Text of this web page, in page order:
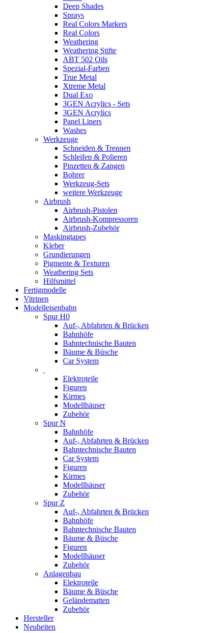
Deep Shades
Sprays
Real Colors Markers
Real Colors
Weathering
Weathering Stifte
ABT 502 Oils
Spezial-Farben
True Metal
Xtreme Metal
Dual Exo
3GEN Acrylics - Sets
3GEN Acrylics
Panel Liners
Washes
Werkzeuge
Schneiden & Trennen
Schleifen & Polieren
Pinzetten & Zangen
Bohrer
Werkzeug-Sets
weitere Werkzeuge
Airbrush
Airbrush-Pistolen
Airbrush-Kompressoren
Airbrush-Zubehör
Maskingtapes
Kleber
Grundierungen
Pigmente & Texturen
Weathering Sets
Hilfsmittel
Fertigmodelle
Vitrinen
Modelleisenbahn
Spur H0
Auf-, Abfahrten & Brücken
Bahnhöfe
Bahntechnische Bauten
Bäume & Büsche
Car System
Elektroteile
Figuren
Kirmes
Modellhäuser
Zubehör
Spur N
Bahnhöfe
Auf-, Abfahrten & Brücken
Bahntechnische Bauten
Car System
Figuren
Kirmes
Modellhäuser
Zubehör
Spur Z
Auf-, Abfahrten & Brücken
Bahnhöfe
Bahntechnische Bauten
Bäume & Büsche
Figuren
Modellhäuser
Zubehör
Anlagenbau
Elektroteile
Bäume & Büsche
Geländematten
Zubehör
Hersteller
Neuheiten